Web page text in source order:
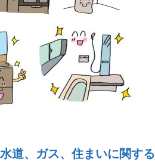
道、ガス、住まいに関す